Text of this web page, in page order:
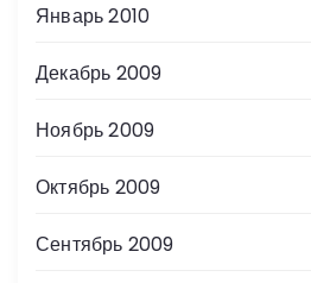
Январь 2010
Декабрь 2009
Ноябрь 2009
Октябрь 2009
Сентябрь 2009